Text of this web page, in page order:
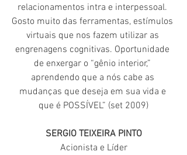
relacionamentos intra e interpessoal.
Gosto muito das ferramentas, estímulos
virtuais que nos fazem utilizar as
engrenagens cognitivas. Oportunidade
de enxergar o “gênio interior,”
aprendendo que a nós cabe as
mudanças que deseja em sua vida e
que é POSSÍVEL” (set 2009)
SERGIO TEIXEIRA PINTO
Acionista e Líder